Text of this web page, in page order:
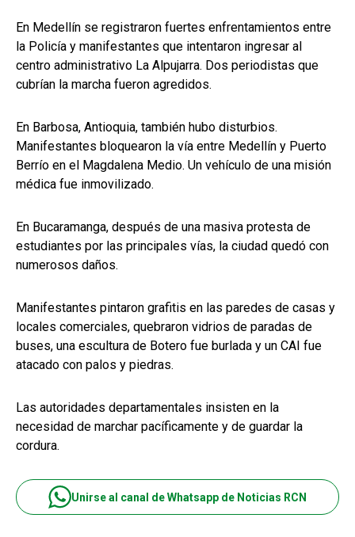
En Medellín se registraron fuertes enfrentamientos entre
la Policía y manifestantes que intentaron ingresar al
centro administrativo La Alpujarra. Dos periodistas que
cubrían la marcha fueron agredidos.
En Barbosa, Antioquia, también hubo disturbios.
Manifestantes bloquearon la vía entre Medellín y Puerto
Berrío en el Magdalena Medio. Un vehículo de una misión
médica fue inmovilizado.
En Bucaramanga, después de una masiva protesta de
estudiantes por las principales vías, la ciudad quedó con
numerosos daños.
Manifestantes pintaron grafitis en las paredes de casas y
locales comerciales, quebraron vidrios de paradas de
buses, una escultura de Botero fue burlada y un CAI fue
atacado con palos y piedras.
Las autoridades departamentales insisten en la
necesidad de marchar pacíficamente y de guardar la
cordura.
Unirse al canal de Whatsapp de Noticias RCN